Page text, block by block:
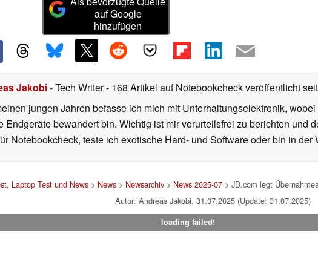
auf Google
hinzufügen
Jakobi- Tech Writer- 168 Artikel auf Notebookcheck veröffentlicht
jungen Jahren befasse ich mich mit Unterhaltungselektronik,
Endgeräte bewandert bin. Wichtig ist mir vorurteilsfrei zu berichten und
Notebookcheck, teste ich exotische Hard- und Software oder bin in der
Laptop Test und News> News> Newsarchiv> News 2025-07> JD.com legt
Autor: Andreas Jakobi, 31.07.2025 (Update: 31.07.2025)
loading failed!